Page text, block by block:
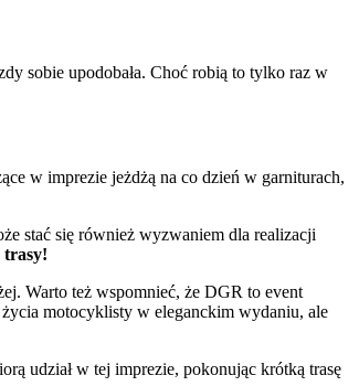
sobie upodobała. Choć robią to tylko raz w
w imprezie jeżdżą na co dzień w garniturach,
stać się również wyzwaniem dla realizacji
trasy!
Warto też wspomnieć, że DGR to event
motocyklisty w eleganckim wydaniu, ale
udział w tej imprezie, pokonując krótką trasę